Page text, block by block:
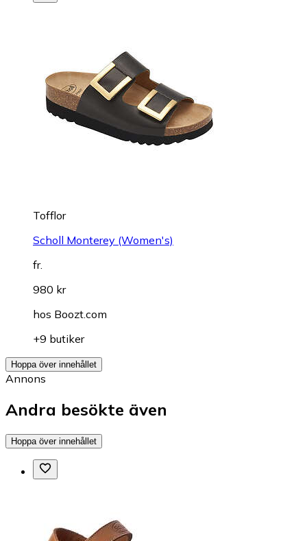
Tofflor
Scholl Monterey (Women's)
fr.
980 kr
hos Boozt.com
+9 butiker
Hoppa över innehållet
Annons
Andra besökte även
Hoppa över innehållet